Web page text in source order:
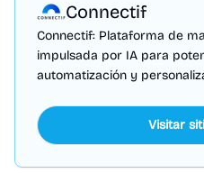
Connectif
Connectif: Plataforma de
impulsada por IA para
automatización y
Visitar